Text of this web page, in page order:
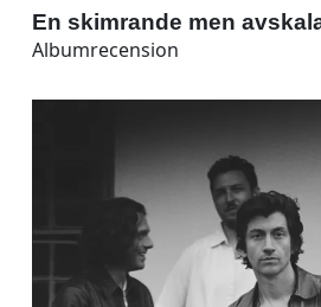
En skimrande men
Albumrecension